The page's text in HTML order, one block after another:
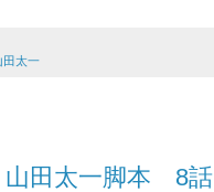
田太一
田太一脚本 8話